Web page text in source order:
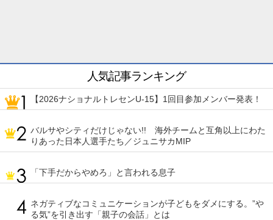
人気記事ランキング
【2026ナショナルトレセンU-15】1回目参加メンバー発表！
バルサやシティだけじゃない!! 海外チームと互角以上にわた
りあった日本人選手たち／ジュニサカMIP
「下手だからやめろ」と言われる息子
ネガティブなコミュニケーションが子どもをダメにする。”や
る気”を引き出す「親子の会話」とは